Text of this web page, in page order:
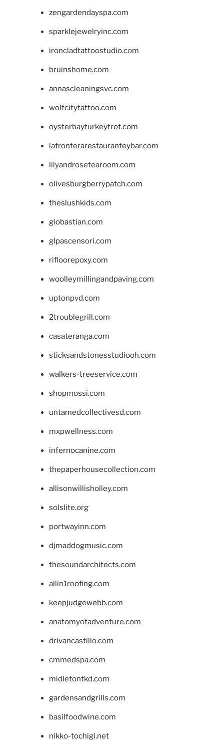
zengardendayspa.com
sparklejewelryinc.com
ironcladtattoostudio.com
bruinshome.com
annascleaningsvc.com
wolfcitytattoo.com
oysterbayturkeytrot.com
lafronterarestauranteybar.com
lilyandrosetearoom.com
olivesburgberrypatch.com
theslushkids.com
giobastian.com
glpascensori.com
rifloorepoxy.com
woolleymillingandpaving.com
uptonpvd.com
2troublegrill.com
casateranga.com
sticksandstonesstudiooh.com
walkers-treeservice.com
shopmossi.com
untamedcollectivesd.com
mxpwellness.com
infernocanine.com
thepaperhousecollection.com
allisonwillisholley.com
solslite.org
portwayinn.com
djmaddogmusic.com
thesoundarchitects.com
allin1roofing.com
keepjudgewebb.com
anatomyofadventure.com
drivancastillo.com
cmmedspa.com
midletontkd.com
gardensandgrills.com
basilfoodwine.com
nikko-tochigi.net